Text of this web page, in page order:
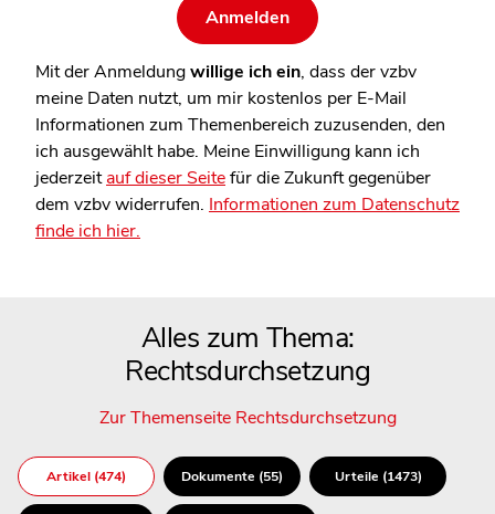
Mit der Anmeldungwillige ich ein, dass der vzbv
meine Daten nutzt, um mir kostenlos per E-Mail
Informationen zum Themenbereich zuzusenden, den
ich ausgewählt habe. Meine Einwilligung kann ich
jederzeitauf dieser Seitefür die Zukunft gegenüber
dem vzbv widerrufen. Informationen zum Datenschutz
finde ich hier.
Alles zum Thema:
Rechtsdurchsetzung
Zur Themenseite Rechtsdurchsetzung
Artikel (474) Dokumente (55) Urteile (1473)